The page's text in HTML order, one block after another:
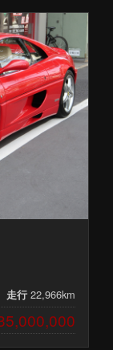
走行 22,966km